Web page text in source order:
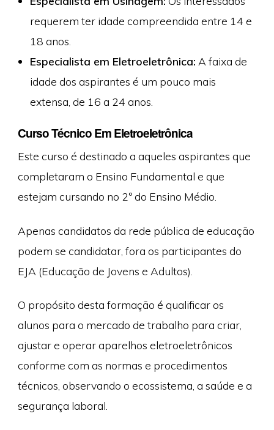
requerem ter idade compreendida entre 14 e
18 anos.
Especialista em Eletroeletrônica: A faixa de
idade dos aspirantes é um pouco mais
extensa, de 16 a 24 anos.
Curso Técnico Em Eletroeletrônica
Este curso é destinado a aqueles aspirantes que
completaram o Ensino Fundamental e que
estejam cursando no 2º do Ensino Médio.
Apenas candidatos da rede pública de educação
podem se candidatar, fora os participantes do
EJA (Educação de Jovens e Adultos).
O propósito desta formação é qualificar os
alunos para o mercado de trabalho para criar,
ajustar e operar aparelhos eletroeletrônicos
conforme com as normas e procedimentos
técnicos, observando o ecossistema, a saúde e a
segurança laboral.